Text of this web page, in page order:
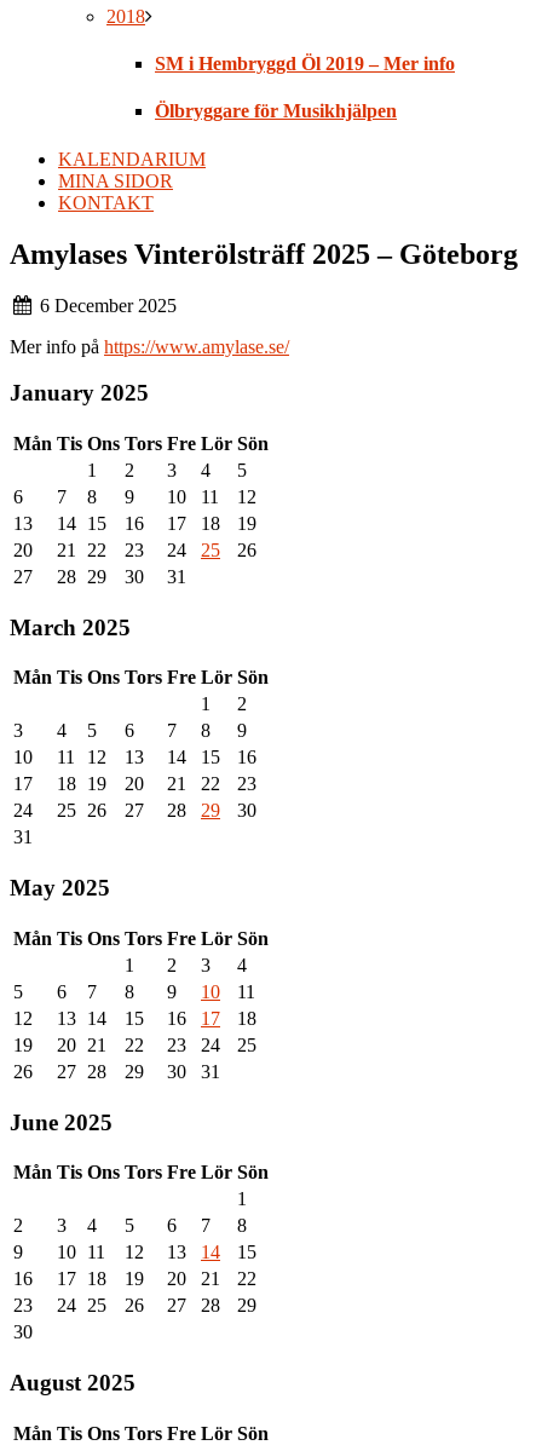
2018
SM i Hembryggd Öl 2019 – Mer info
Ölbryggare för Musikhjälpen
KALENDARIUM
MINA SIDOR
KONTAKT
Amylases Vinterölsträff 2025 – Göteborg
6 December 2025
Mer info på https://www.amylase.se/
January 2025
Mån Tis Ons Tors Fre Lör Sön
1
2 3 4
5
6
7 8 9 10 11
12
13
14 15 16 17 18
19
20
21 22 23 24 25
26
27
28 29 30 31
March 2025
Mån Tis Ons Tors Fre Lör Sön
1
2
3
4 5 6 7 8
9
10
11 12 13 14 15
16
17
18 19 20 21 22
23
24
25 26 27 28 29
30
31
May 2025
Mån Tis Ons Tors Fre Lör Sön
1
2 3
4
5
6 7 8 9 10
11
12
13 14 15 16 17
18
19
20 21 22 23 24
25
26
27 28 29 30 31
June 2025
Mån Tis Ons Tors Fre Lör Sön
1
2
3 4 5 6 7
8
9
10 11 12 13 14
15
16
17 18 19 20 21
22
23
24 25 26 27 28
29
30
August 2025
Mån Tis Ons Tors Fre Lör Sön